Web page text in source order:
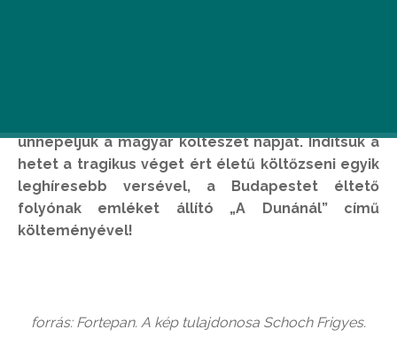
ünnepeljük a magyar költészet napját. Indítsuk a
hetet a tragikus véget ért életű költőzseni egyik
leghíresebb versével, a Budapestet éltető
folyónak emléket állító „A Dunánál” című
költeményével!
forrás: Fortepan. A kép tulajdonosa Schoch Frigyes.